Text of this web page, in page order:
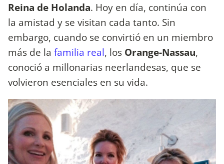
Reina de Holanda. Hoy en día, continúa con
la amistad y se visitan cada tanto. Sin
embargo, cuando se convirtió en un miembro
más de la familia real, los Orange-Nassau,
conoció a millonarias neerlandesas, que se
volvieron esenciales en su vida.